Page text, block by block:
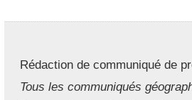
Rédaction de communiqué de
Tous les communiqués